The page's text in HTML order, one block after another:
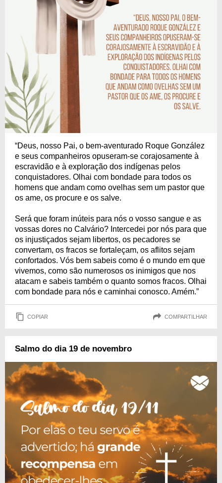
“Deus, nosso Pai, o bem-aventurado Roque González
e seus companheiros opuseram-se corajosamente à
escravidão e à exploração dos indígenas pelos
conquistadores. Olhai com bondade para todos os
homens que andam como ovelhas sem um pastor que
os ame, os procure e os salve.
Será que foram inúteis para nós o vosso sangue e as
vossas dores no Calvário? Intercedei por nós para que
os injustiçados sejam libertos, os pecadores se
convertam, os fracos se fortaleçam, os aflitos sejam
confortados. Vós bem sabeis como é o mundo em que
vivemos, como são numerosos os inimigos que nos
atacam e sabeis também o quanto somos fracos. Olhai
com bondade para nós e caminhai conosco. Amém.”
COPIAR COMPARTILHAR
Salmo do dia 19 de novembro